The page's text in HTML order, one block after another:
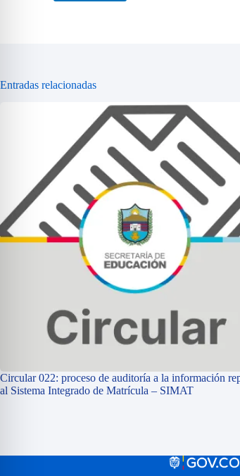
Entradas relacionadas
Circular 022: proceso de auditoría a la información
al Sistema Integrado de Matrícula – SIMAT